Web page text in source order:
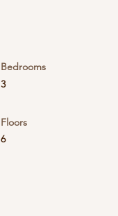
Bedrooms
3
Floors
6